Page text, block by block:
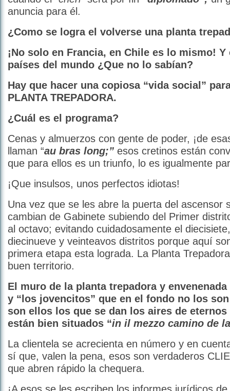
anuncia para él.
¿Como se logra el volverse una planta
¡No solo en Francia, en Chile es lo mismo!
países del mundo ¿Que no lo sabían?
Hay que hacer una copiosa “vida social”
PLANTA TREPADORA.
¿Cuál es el programa?
Cenas y almuerzos con gente de poder, ¡de
llaman “au bras long;” esos cretinos están
que para ellos es un triunfo, lo es igualmente
¡Que insulsos, unos perfectos idiotas!
Una vez que se les abre la puerta del ascensor
cambian de Gabinete subiendo del Primer
al octavo; evitando cuidadosamente el
diecinueve y veinteavos distritos porque aquí
primera etapa esta lograda. La Planta
buen territorio.
El muro de la planta trepadora y
y “los jovencitos” que en el fondo no los
son ellos los que se dan los aires de eternos
están bien situados “in il mezzo camino de
La clientela se acrecienta en número y en
sí que, valen la pena, esos son verdaderos
que abren rápido la chequera.